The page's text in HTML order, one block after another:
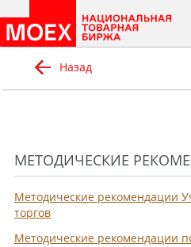
Назад
МЕТОДИЧЕСКИЕ
Методические рекомендации
торгов
Методические рекомендации